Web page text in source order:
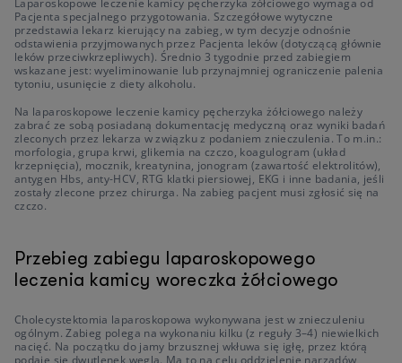
Laparoskopowe leczenie kamicy pęcherzyka żółciowego wymaga od
Pacjenta specjalnego przygotowania. Szczegółowe wytyczne
przedstawia lekarz kierujący na zabieg, w tym decyzje odnośnie
odstawienia przyjmowanych przez Pacjenta leków (dotyczącą głównie
leków przeciwkrzepliwych). Średnio 3 tygodnie przed zabiegiem
wskazane jest: wyeliminowanie lub przynajmniej ograniczenie palenia
tytoniu, usunięcie z diety alkoholu.
Na laparoskopowe leczenie kamicy pęcherzyka żółciowego należy
zabrać ze sobą posiadaną dokumentację medyczną oraz wyniki badań
zleconych przez lekarza w związku z podaniem znieczulenia. To m.in.:
morfologia, grupa krwi, glikemia na czczo, koagulogram (układ
krzepnięcia), mocznik, kreatynina, jonogram (zawartość elektrolitów),
antygen Hbs, anty-HCV, RTG klatki piersiowej, EKG i inne badania, jeśli
zostały zlecone przez chirurga. Na zabieg pacjent musi zgłosić się na
czczo.
Przebieg zabiegu laparoskopowego
leczenia kamicy woreczka żółciowego
Cholecystektomia laparoskopowa wykonywana jest w znieczuleniu
ogólnym. Zabieg polega na wykonaniu kilku (z reguły 3–4) niewielkich
nacięć. Na początku do jamy brzusznej wkłuwa się igłę, przez którą
podaje się dwutlenek węgla. Ma to na celu oddzielenie narządów,